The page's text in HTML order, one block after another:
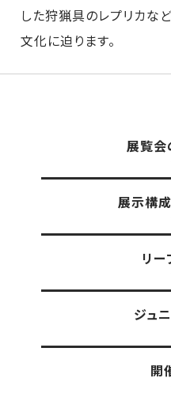
した狩猟具のレプリカな
文化に迫ります。
展覧会
展示構
リー
ジュ
開